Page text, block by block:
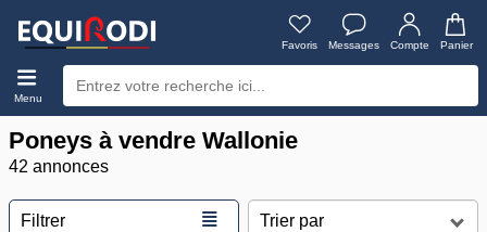
Favoris Messages Compte Panier
Menu
Poneys à vendre Wallonie
42 annonces
Filtrer ≣